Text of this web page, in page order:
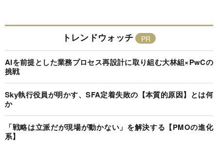
トレンドウォッチ
AIを前提とした業務プロセス再設計に取り組む大林組×PwCの
挑戦
Sky執行役員が明かす、SFA定着失敗の【本質的原因】とは何
か
「戦略は立派だが現場が動かない」を解決する【PMOの進化
系】